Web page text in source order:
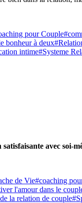
pour Couple
bonheur à deux
intime#Systeme
avec soi-
de Vie#coaching
l'amour dans le
la relation de couple